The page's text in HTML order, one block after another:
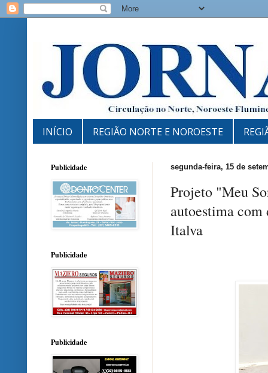
INÍCIO REGIÃO NORTE E NOROESTE
segunda-feira, 15 de
Projeto "Meu
autoestima com
Italva
Publicidade
Publicidade
Publicidade